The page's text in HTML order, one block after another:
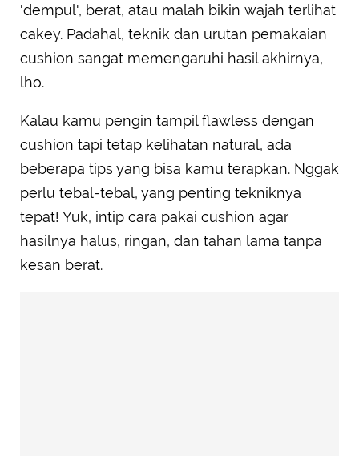
Set dengan Bedak Tipis
Gunakan Setting Spray untuk Finishing Touch
'dempul', berat, atau malah bikin wajah terlihat
cakey. Padahal, teknik dan urutan pemakaian
cushion sangat memengaruhi hasil akhirnya,
lho.
Kalau kamu pengin tampil flawless dengan
cushion tapi tetap kelihatan natural, ada
beberapa tips yang bisa kamu terapkan. Nggak
perlu tebal-tebal, yang penting tekniknya
tepat! Yuk, intip cara pakai cushion agar
hasilnya halus, ringan, dan tahan lama tanpa
kesan berat.